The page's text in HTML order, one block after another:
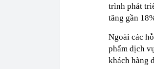
trình phát
tăng gần
Ngoài các
phẩm dịch
khách hàng